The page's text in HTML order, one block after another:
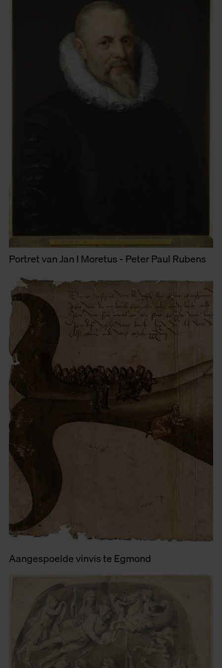
Portret van Jan I Moretus - Peter Paul Rubens
Aangespoelde vinvis te Egmond